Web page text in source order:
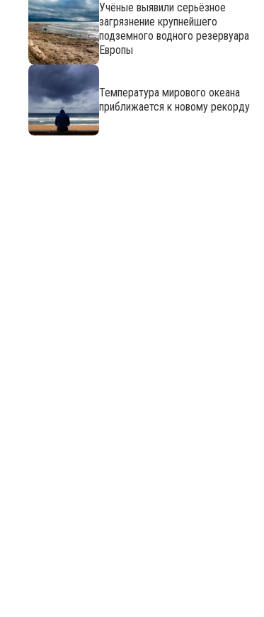
Учёные выявили серьёзное
загрязнение крупнейшего
подземного водного резервуара
Европы
Температура мирового океана
приближается к новому рекорду